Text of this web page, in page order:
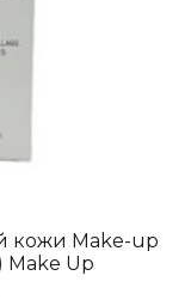
кожи Make-up
Make Up